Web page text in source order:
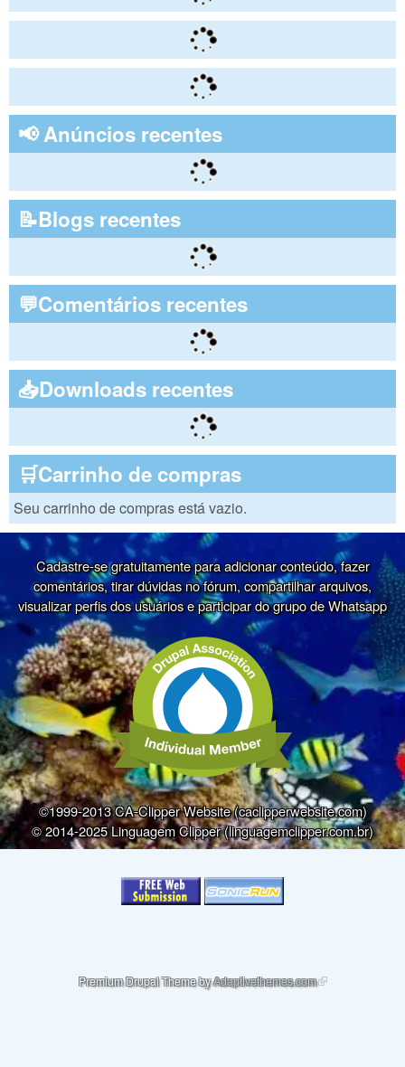
📢 Anúncios recentes
📝Blogs recentes
💬Comentários recentes
📥Downloads recentes
🛒Carrinho de compras
Seu carrinho de compras está vazio.
Cadastre-se gratuitamente para adicionar conteúdo, fazer
comentários, tirar dúvidas no fórum, compartilhar arquivos,
visualizar perfis dos usuários e participar do grupo de Whatsapp
©1999-2013 CA-Clipper Website (caclipperwebsite.com)
© 2014-2025 Linguagem Clipper (linguagemclipper.com.br)
Premium Drupal Theme byAdaptivethemes.com(link is external)